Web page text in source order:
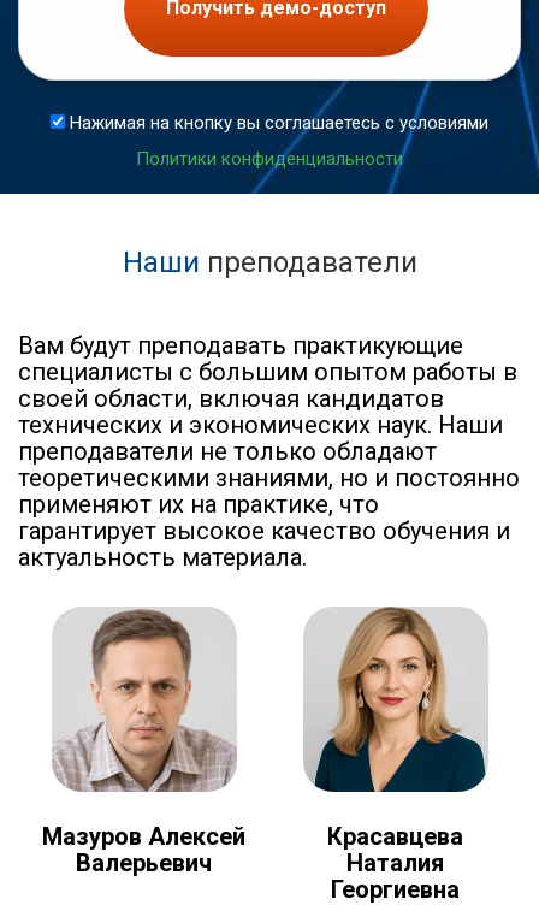
Получить демо-доступ
Нажимая на кнопку вы соглашаетесь с условиями
Политики конфиденциальности
Наши преподаватели
Вам будут преподавать практикующие
специалисты с большим опытом работы в
своей области, включая кандидатов
технических и экономических наук. Наши
преподаватели не только обладают
теоретическими знаниями, но и постоянно
применяют их на практике, что
гарантирует высокое качество обучения и
актуальность материала.
Мазуров Алексей
Валерьевич
Красавцева
Наталия
Георгиевна